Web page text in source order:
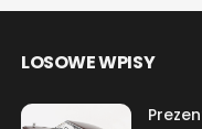
LOSOWE WPISY